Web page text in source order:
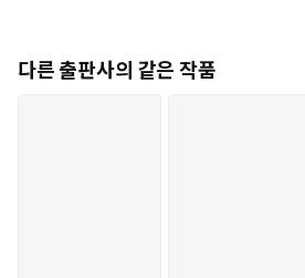
다른 출판사의 같은 작품